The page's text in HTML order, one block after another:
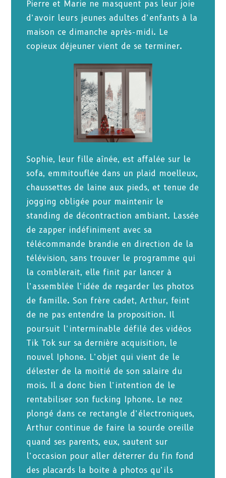
Pierre et Marie ne masquent pas leur joie
d’avoir leurs jeunes adultes d’enfants à la
maison ce dimanche après-midi. Le
copieux déjeuner vient de se terminer.
Sophie, leur fille aînée, est affalée sur le
sofa, emmitouflée dans un plaid moelleux,
chaussettes de laine aux pieds, et tenue de
jogging obligée pour maintenir le
standing de décontraction ambiant. Lassée
de zapper indéfiniment avec sa
télécommande brandie en direction de la
télévision, sans trouver le programme qui
la comblerait, elle finit par lancer à
l’assemblée l’idée de regarder les photos
de famille. Son frère cadet, Arthur, feint
de ne pas entendre la proposition. Il
poursuit l’interminable défilé des vidéos
Tik Tok sur sa dernière acquisition, le
nouvel Iphone. L’objet qui vient de le
délester de la moitié de son salaire du
mois. Il a donc bien l’intention de le
rentabiliser son fucking Iphone. Le nez
plongé dans ce rectangle d’électroniques,
Arthur continue de faire la sourde oreille
quand ses parents, eux, sautent sur
l’occasion pour aller déterrer du fin fond
des placards la boite à photos qu’ils